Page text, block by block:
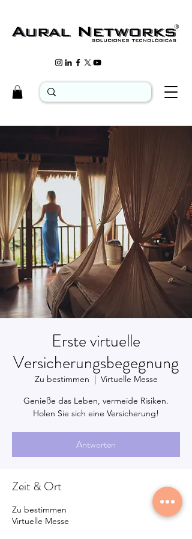
Erste virtuelle
Versicherungsbegegnung
Zu bestimmen
  |
Virtuelle Messe
Genieße das Leben, vermeide Risiken.
Holen Sie sich eine Versicherung!
Antworten
Zeit & Ort
Zu bestimmen
Virtuelle Messe